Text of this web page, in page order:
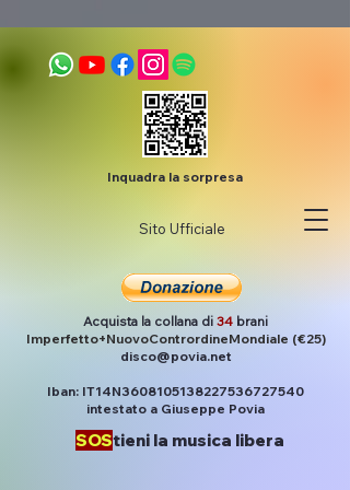
Inquadra la sorpresa
Sito Ufficiale
Acquista la collana di 34 brani
Imperfetto+NuovoContrordineMondiale (€25)
disco@povia.net
Iban: IT14N3608105138227536727540
intestato a Giuseppe Povia
SOStieni la musica libera